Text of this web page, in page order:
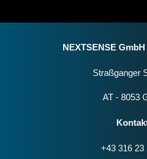
NEXTSENSE
Straßganger
AT - 8053
+43 316 23